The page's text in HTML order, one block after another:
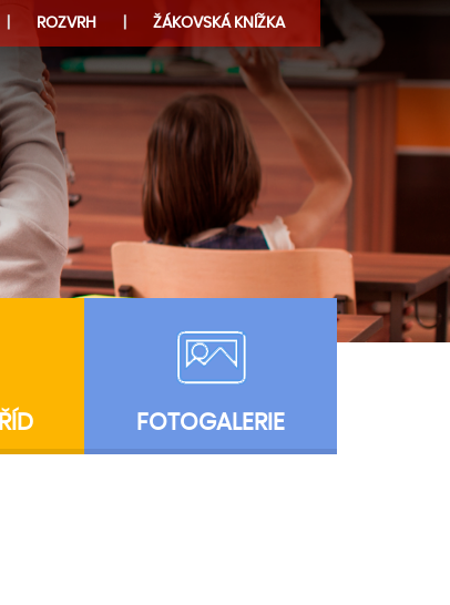
ŽÁKOVSKÁ KNÍŽKA
ROZVRH
FOTOGALERIE